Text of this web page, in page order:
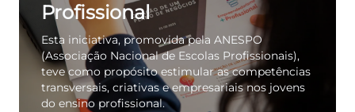
Profissional
Esta iniciativa, promovida pela ANESPO
(Associação Nacional de Escolas Profissionais),
teve como propósito estimular as competências
transversais, criativas e empresariais nos jovens
do ensino profissional.